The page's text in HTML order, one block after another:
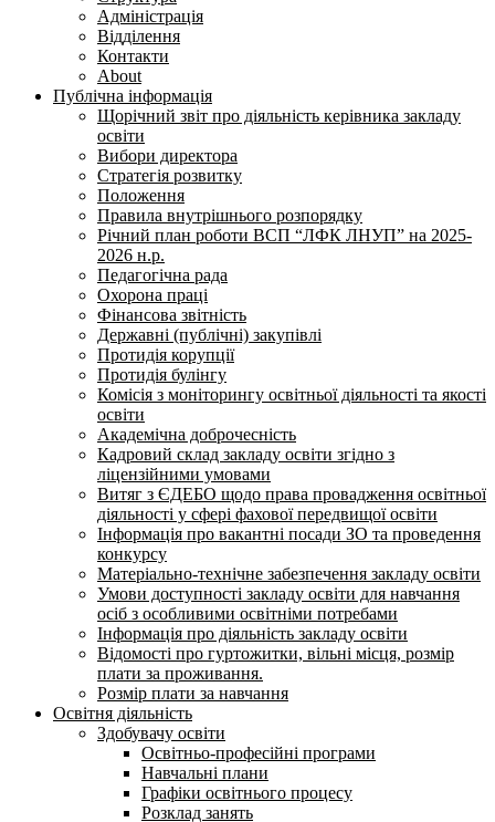
Адміністрація
Відділення
Контакти
About
Публічна інформація
Щорічний звіт про діяльність керівника закладу
освіти
Вибори директора
Стратегія розвитку
Положення
Правила внутрішнього розпорядку
Річний план роботи ВСП “ЛФК ЛНУП” на 2025-
2026 н.р.
Педагогічна рада
Охорона праці
Фінансова звітність
Державні (публічні) закупівлі
Протидія корупції
Протидія булінгу
Комісія з моніторингу освітньої діяльності та якості
освіти
Академічна доброчесність
Кадровий склад закладу освіти згідно з
ліцензійними умовами
Витяг з ЄДЕБО щодо права провадження освітньої
діяльності у сфері фахової передвищої освіти
Інформація про вакантні посади ЗО та проведення
конкурсу
Матеріально-технічне забезпечення закладу освіти
Умови доступності закладу освіти для навчання
осіб з особливими освітніми потребами
Інформація про діяльність закладу освіти
Відомості про гуртожитки, вільні місця, розмір
плати за проживання.
Розмір плати за навчання
Освітня діяльність
Здобувачу освіти
Освітньо-професійні програми
Навчальні плани
Графіки освітнього процесу
Розклад занять